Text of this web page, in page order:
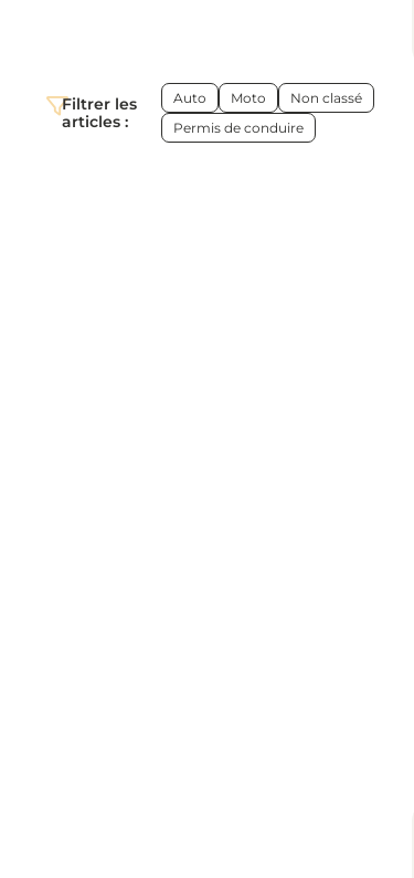
Filtrer les
articles :
Auto Moto
Non classé
Permis de conduire